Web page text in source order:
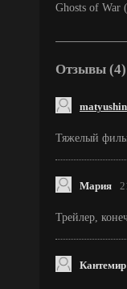
Ghosts of War
Отзывы (4)
matyushin
Тяжелый
Мария
Трейлер,